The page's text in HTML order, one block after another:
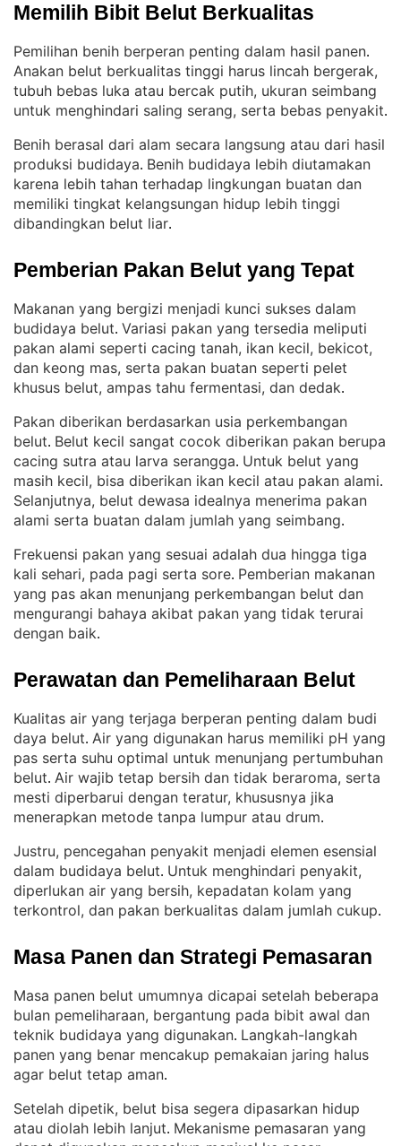
Memilih Bibit Belut Berkualitas
Pemilihan benih berperan penting dalam hasil panen
Anakan belut berkualitas tinggi harus lincah bergerak,
tubuh bebas luka atau bercak putih, ukuran seimbang
untuk menghindari saling serang, serta bebas penyakit.
Benih berasal dari alam secara langsung atau dari hasil
produksi budidaya. Benih budidaya lebih diutamakan
karena lebih tahan terhadap lingkungan buatan dan
memiliki tingkat kelangsungan hidup lebih tinggi
dibandingkan belut liar.
Pemberian Pakan Belut yang Tepat
Makanan yang bergizi menjadi kunci sukses dalam
budidaya belut. Variasi pakan yang tersedia meliputi
pakan alami seperti cacing tanah, ikan kecil, bekicot,
dan keong mas, serta pakan buatan seperti pelet
khusus belut, ampas tahu fermentasi, dan dedak.
Pakan diberikan berdasarkan usia perkembangan
belut. Belut kecil sangat cocok diberikan pakan berupa
cacing sutra atau larva serangga. Untuk belut yang
masih kecil, bisa diberikan ikan kecil atau pakan alami
Selanjutnya, belut dewasa idealnya menerima pakan
alami serta buatan dalam jumlah yang seimbang.
Frekuensi pakan yang sesuai adalah dua hingga tiga
kali sehari, pada pagi serta sore. Pemberian makanan
yang pas akan menunjang perkembangan belut dan
mengurangi bahaya akibat pakan yang tidak terurai
dengan baik.
Perawatan dan Pemeliharaan Belut
Kualitas air yang terjaga berperan penting dalam budi
daya belut. Air yang digunakan harus memiliki pH yang
pas serta suhu optimal untuk menunjang pertumbuhan
belut. Air wajib tetap bersih dan tidak beraroma, serta
mesti diperbarui dengan teratur, khususnya jika
menerapkan metode tanpa lumpur atau drum.
Justru, pencegahan penyakit menjadi elemen esensial
dalam budidaya belut. Untuk menghindari penyakit,
diperlukan air yang bersih, kepadatan kolam yang
terkontrol, dan pakan berkualitas dalam jumlah cukup.
Masa Panen dan Strategi Pemasaran
Masa panen belut umumnya dicapai setelah beberapa
bulan pemeliharaan, bergantung pada bibit awal dan
teknik budidaya yang digunakan. Langkah-langkah
panen yang benar mencakup pemakaian jaring halus
agar belut tetap aman.
Setelah dipetik, belut bisa segera dipasarkan hidup
atau diolah lebih lanjut. Mekanisme pemasaran yang